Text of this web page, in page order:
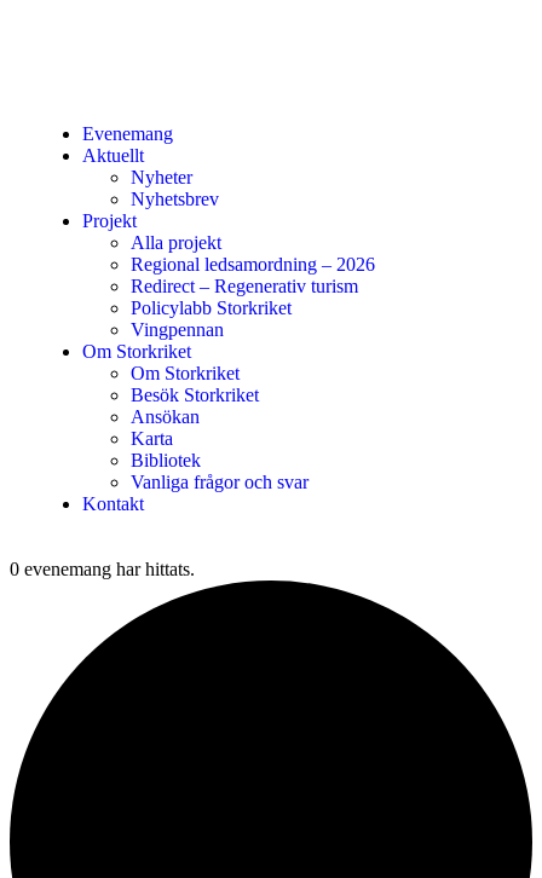
Evenemang
Aktuellt
Nyheter
Nyhetsbrev
Projekt
Alla projekt
Regional ledsamordning – 2026
Redirect – Regenerativ turism
Policylabb Storkriket
Vingpennan
Om Storkriket
Om Storkriket
Besök Storkriket
Ansökan
Karta
Bibliotek
Vanliga frågor och svar
Kontakt
0 evenemang har hittats.